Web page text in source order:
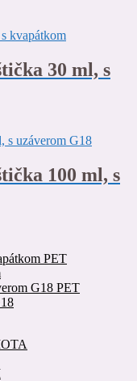
30 ml, s
100 ml, s
PET
PET